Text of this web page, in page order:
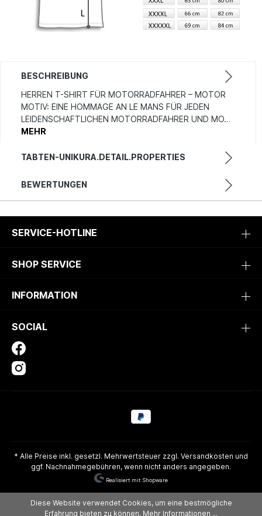
BESCHREIBUNG
HERREN T-SHIRT FÜR MOTORRADFAHRER – MOTOR
MOTIV: EINE HOMMAGE AN LE MANS FÜR JEDEN
LEIDENSCHAFTLICHEN MOTORRADFAHRER UND MO…
MEHR
TABTEN-UNIKURA.DETAIL.PROPERTIES
BEWERTUNGEN
SERVICE-HOTLINE
SHOP SERVICE
INFORMATION
SOCIAL
* Alle Preise inkl. gesetzl. Mehrwertsteuer zzgl. Versandkosten und
ggf. Nachnahmegebühren, wenn nicht anders angegeben.
Realisiert mit Shopware
Diese Website verwendet Cookies, um eine bestmögliche
Erfahrung bieten zu können. Mehr Informationen ...